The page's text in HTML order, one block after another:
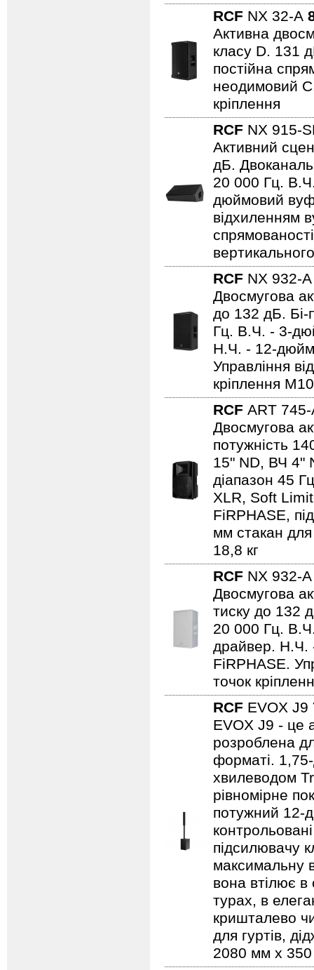
RCF NX 32-A
Активна
класу D. 131
постійна
неодимовий
кріплення
RCF NX 915-
Активний
дБ.
20 000 Гц.
дюймовий
відхиленням
RCF NX 932-
Двосмугова
до 132 дБ. Бі-
Гц. В.Ч. - 3-
Н.Ч. - 12-
Управління
кріплення
RCF ART
Двосмугова
потужність
15" ND, ВЧ 4"
діапазон 45
XLR, Soft
FiRPHASE,
мм стакан
18,8 кг
RCF NX 932-
Двосмугова
тиску до 132
20 000 Гц.
драйвер. Н.Ч.
FiRPHASE.
точок
RCF EVOX J9
EVOX J9 - це
розроблена
форматі.
хвилеводом
рівномірне
потужний 12-
підсилювачу
максимальну
вона втілює в
турах, в
кришталево
для гуртів,
2080 мм x